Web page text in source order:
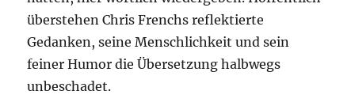
überstehen Chris Frenchs reflektierte
Gedanken, seine Menschlichkeit und sein
feiner Humor die Übersetzung halbwegs
unbeschadet.